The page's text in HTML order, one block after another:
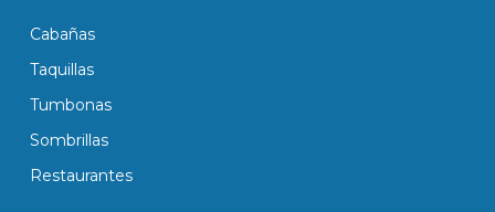
Cabañas
Taquillas
Tumbonas
Sombrillas
Restaurantes